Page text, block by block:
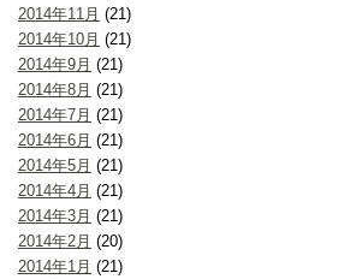
2014年11月 (21)
2014年10月 (21)
2014年9月 (21)
2014年8月 (21)
2014年7月 (21)
2014年6月 (21)
2014年5月 (21)
2014年4月 (21)
2014年3月 (21)
2014年2月 (20)
2014年1月 (21)